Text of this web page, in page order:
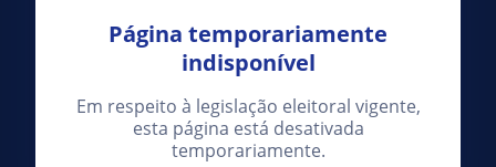
Página temporariamente
indisponível
Em respeito à legislação eleitoral vigente,
esta página está desativada
temporariamente.